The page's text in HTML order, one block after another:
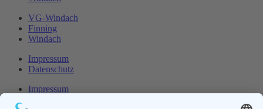
VG-Windach
Finning
Windach
Impressum
Datenschutz
Impressum